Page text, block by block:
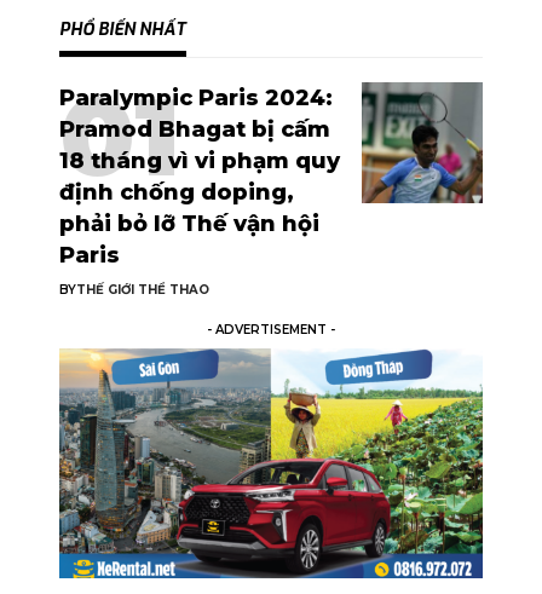
PHỔ BIẾN NHẤT
Paralympic Paris 2024:
Pramod Bhagat bị cấm
18 tháng vì vi phạm quy
định chống doping,
phải bỏ lỡ Thế vận hội
Paris
BYTHẾ GIỚI THỂ THAO
- ADVERTISEMENT -